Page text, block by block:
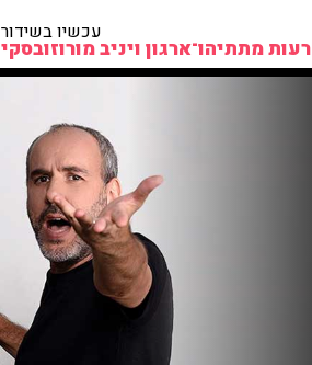
עכשיו בשידור
רעות מתתיהו־ארגון ויניב מורוזובסקי